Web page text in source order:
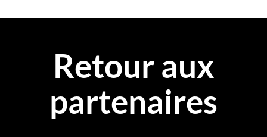
Retour aux
partenaires